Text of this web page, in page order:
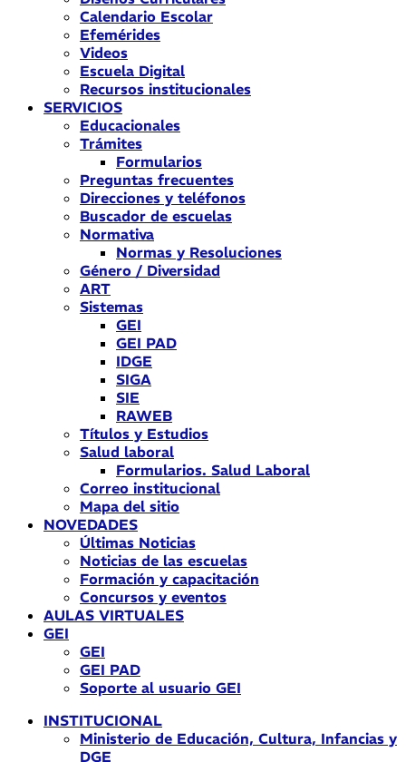
Calendario Escolar
Efemérides
Videos
Escuela Digital
Recursos institucionales
SERVICIOS
Educacionales
Trámites
Formularios
Preguntas frecuentes
Direcciones y teléfonos
Buscador de escuelas
Normativa
Normas y Resoluciones
Género / Diversidad
ART
Sistemas
GEI
GEI PAD
IDGE
SIGA
SIE
RAWEB
Títulos y Estudios
Salud laboral
Formularios. Salud Laboral
Correo institucional
Mapa del sitio
NOVEDADES
Últimas Noticias
Noticias de las escuelas
Formación y capacitación
Concursos y eventos
AULAS VIRTUALES
GEI
GEI
GEI PAD
Soporte al usuario GEI
INSTITUCIONAL
Ministerio de Educación, Cultura, Infancias y
DGE